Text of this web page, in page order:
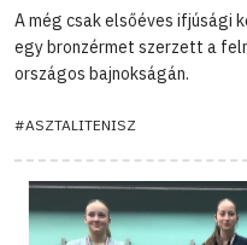
A még csak elsőéves ifjúsági
egy bronzérmet szerzett a
országos bajnokságán.
#ASZTALITENISZ